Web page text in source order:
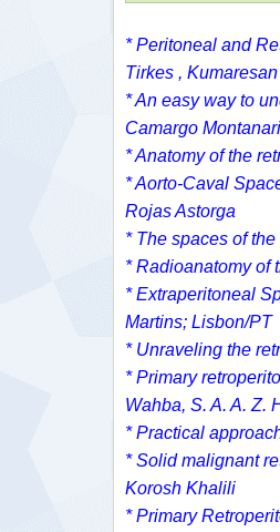
* Peritoneal and
Tirkes ,
* An easy way to
Camargo
* Anatomy of the
* Aorto-Caval
Rojas Astorga
* The spaces of
* Radioanatomy of
* Extraperitoneal
Martins; Lisbon/PT
* Unraveling the
* Primary
Wahba, S. A. A. Z.
* Practical
* Solid malignant
Korosh Khalili
* Primary